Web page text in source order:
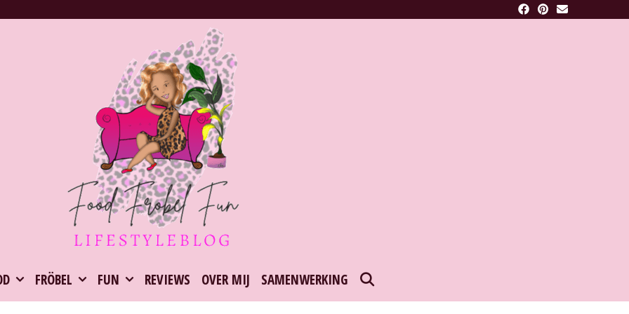
FRÖBEL FUN REVIEWS OVER MIJ SAMENWERKING